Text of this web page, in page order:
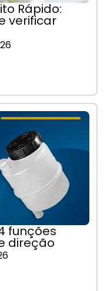
Rápido:
verificar
funções
direção